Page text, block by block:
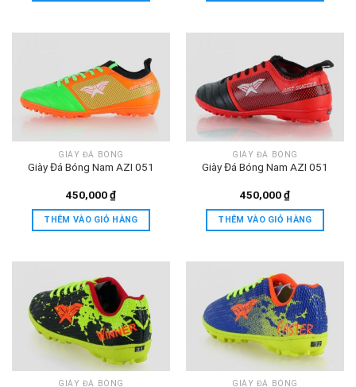
GIÀY ĐÁ BÓNG
Giày Đá Bóng Nam AZI 051
450,000₫
THÊM VÀO GIỎ HÀNG
GIÀY ĐÁ BÓNG
Giày Đá Bóng Nam AZI 051
450,000₫
THÊM VÀO GIỎ HÀNG
GIÀY ĐÁ BÓNG GIÀY ĐÁ BÓNG